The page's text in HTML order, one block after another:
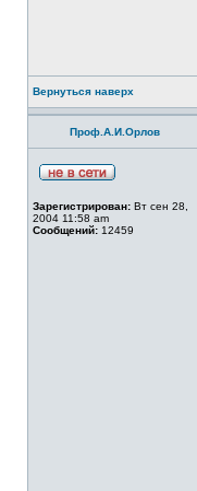
Вернуться наверх
Проф.А.И.Орлов
Зарегистрирован: Вт сен 28,
2004 11:58 am
Сообщений: 12459